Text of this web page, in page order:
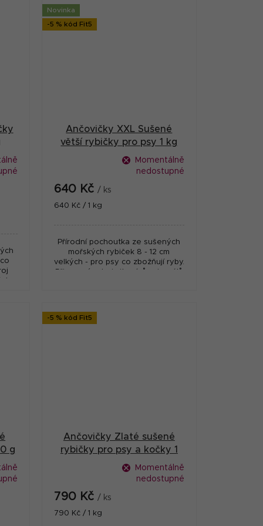
Novinka
-5 % kód Fit5
Ančovičky XXL Sušené
větší rybičky pro psy 1 kg
Momentálně
nedostupné
640 Kč / ks
Měrná
640 Kč / 1 kg
Přírodní pochoutka ze sušených
mořských rybiček 8 - 12 cm
velkých - pro psy co zbožňují ryby.
Přirozený zdroj vitamínů, minerálů
g
-5 % kód Fit5
Ančovičky Zlaté sušené
rybičky pro psy a kočky 1
kg
Momentálně
nedostupné
790 Kč / ks
Měrná
790 Kč / 1 kg